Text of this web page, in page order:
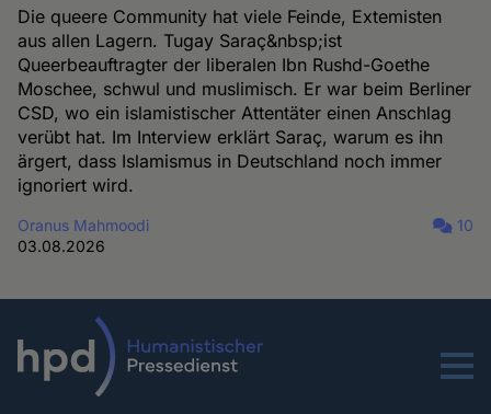
Die queere Community hat viele Feinde, Extemisten
aus allen Lagern. Tugay Saraç&nbsp;ist
Queerbeauftragter der liberalen Ibn Rushd-Goethe
Moschee, schwul und muslimisch. Er war beim Berliner
CSD, wo ein islamistischer Attentäter einen Anschlag
verübt hat. Im Interview erklärt Saraç, warum es ihn
ärgert, dass Islamismus in Deutschland noch immer
ignoriert wird.
Oranus Mahmoodi
03.08.2026
10
Menu